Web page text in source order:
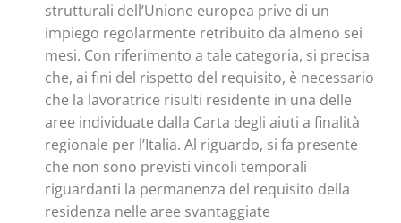
strutturali dell’Unione europea prive di un
impiego regolarmente retribuito da almeno sei
mesi. Con riferimento a tale categoria, si precisa
che, ai fini del rispetto del requisito, è necessario
che la lavoratrice risulti residente in una delle
aree individuate dalla Carta degli aiuti a finalità
regionale per l’Italia. Al riguardo, si fa presente
che non sono previsti vincoli temporali
riguardanti la permanenza del requisito della
residenza nelle aree svantaggiate